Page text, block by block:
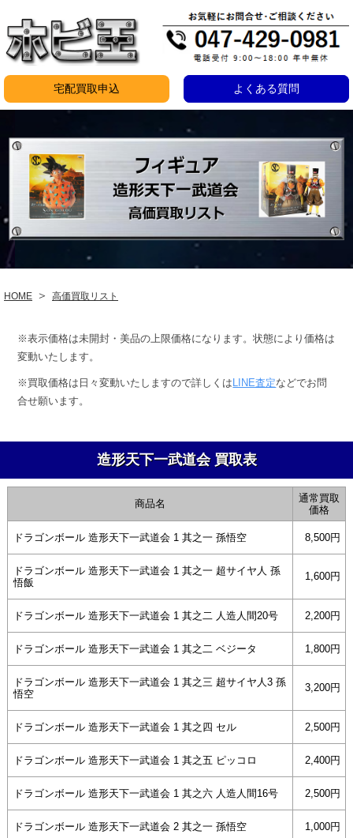
ン
テ
ン
ツ
プ
宅配買取申込 よくある質問
形
下
一
武
道
買
表
年
月
日
HOME ＞ 高価買取リスト
※表示価格は未開封・美品の上限価格になります。状態により価格は
変動いたします。
※買取価格は日々変動いたしますので詳しくは LINE査定などでお問
合せ願います。
造形天下一武道会 買取表
商品名
通常買取
価格
ドラゴンボール 造形天下一武道会 1 其之一 孫悟空 8,500円
ドラゴンボール 造形天下一武道会 1 其之一 超サイヤ人 孫
悟飯
1,600円
ドラゴンボール 造形天下一武道会 1 其之二 人造人間20号 2,200円
ドラゴンボール 造形天下一武道会 1 其之二 ベジータ 1,800円
ドラゴンボール 造形天下一武道会 1 其之三 超サイヤ人3 孫
悟空
3,200円
ドラゴンボール 造形天下一武道会 1 其之四 セル 2,500円
ドラゴンボール 造形天下一武道会 1 其之五 ピッコロ 2,400円
ドラゴンボール 造形天下一武道会 1 其之六 人造人間16号 2,500円
ドラゴンボール 造形天下一武道会 2 其之一 孫悟空 1,000円